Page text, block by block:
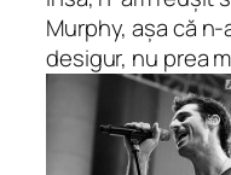
Murphy, așa că
desigur, nu prea